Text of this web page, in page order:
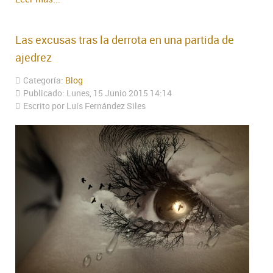
Las excusas tras la derrota en una partida de
ajedrez
Categoría: Blog
Publicado: Lunes, 15 Junio 2015 14:14
Escrito por Luís Fernández Siles